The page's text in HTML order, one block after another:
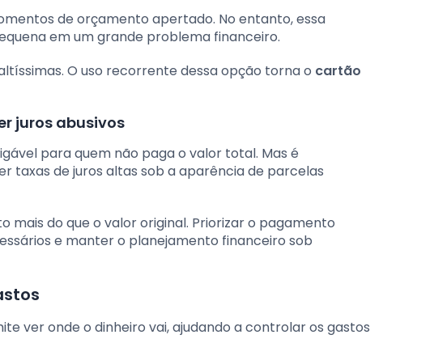
de orçamento apertado. No entanto, essa
em um grande problema financeiro.
O uso recorrente dessa opção torna o cartão
juros abusivos
para quem não paga o valor total. Mas é
taxas de juros altas sob a aparência de parcelas
do que o valor original. Priorizar o pagamento
e manter o planejamento financeiro sob
ver onde o dinheiro vai, ajudando a controlar os gastos